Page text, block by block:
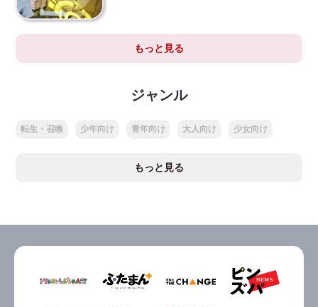
もっと見る
ジャンル
転生・召喚 少年向け 青年向け 大人向け 少女向け
もっと見る